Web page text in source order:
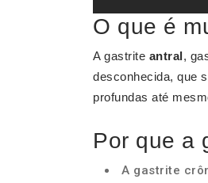
O que é
A gastrite antral,
desconhecida, que
profundas até
Por que a
A gastrite